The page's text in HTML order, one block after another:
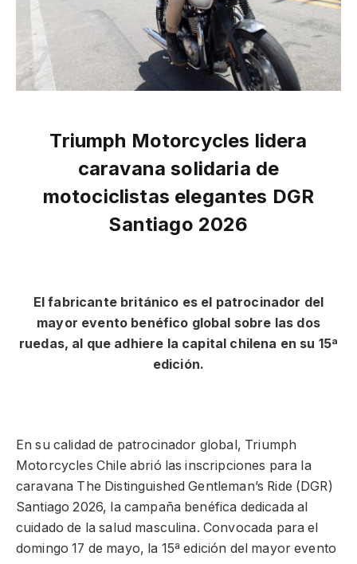
Triumph Motorcycles lidera
caravana solidaria de
motociclistas elegantes DGR
Santiago 2026
El fabricante británico es el patrocinador del
mayor evento benéfico global sobre las dos
ruedas, al que adhiere la capital chilena en su 15ª
edición.
En su calidad de patrocinador global, Triumph
Motorcycles Chile abrió las inscripciones para la
caravana The Distinguished Gentleman’s Ride (DGR)
Santiago 2026, la campaña benéfica dedicada al
cuidado de la salud masculina. Convocada para el
domingo 17 de mayo, la 15ª edición del mayor evento